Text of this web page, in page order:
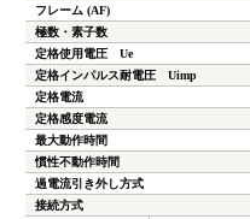
フレーム (AF)
極数・素子数
定格使用電圧 Ue
定格インパルス耐電圧 Uimp
定格電流
定格感度電流
最大動作時間
慣性不動作時間
過電流引き外し方式
接続方式